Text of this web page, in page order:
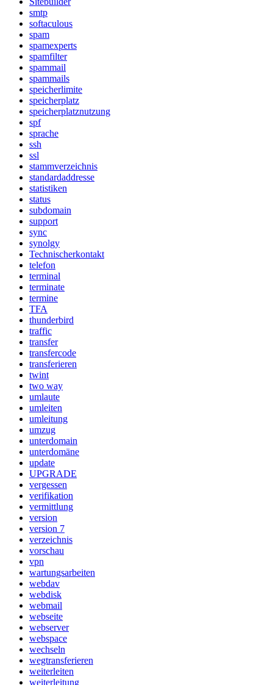
smtp
softaculous
spam
spamexperts
spamfilter
spammail
spammails
speicherlimite
speicherplatz
speicherplatznutzung
spf
sprache
ssh
ssl
stammverzeichnis
standardaddresse
statistiken
status
subdomain
support
sync
synolgy
Technischerkontakt
telefon
terminal
terminate
termine
TFA
thunderbird
traffic
transfer
transfercode
transferieren
twint
two way
umlaute
umleiten
umleitung
umzug
unterdomain
unterdomäne
update
UPGRADE
vergessen
verifikation
vermittlung
version
version 7
verzeichnis
vorschau
vpn
wartungsarbeiten
webdav
webdisk
webmail
webseite
webserver
webspace
wechseln
wegtransferieren
weiterleiten
weiterleitung